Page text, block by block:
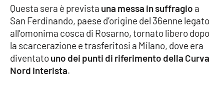
Politica
Sanità
Società
Questa sera è prevista una messa in suffragio a
San Ferdinando, paese d’origine del 36enne legato
all’omonima cosca di Rosarno, tornato libero dopo
la scarcerazione e trasferitosi a Milano, dove era
diventatouno dei punti di riferimento della Curva
Nord interista.